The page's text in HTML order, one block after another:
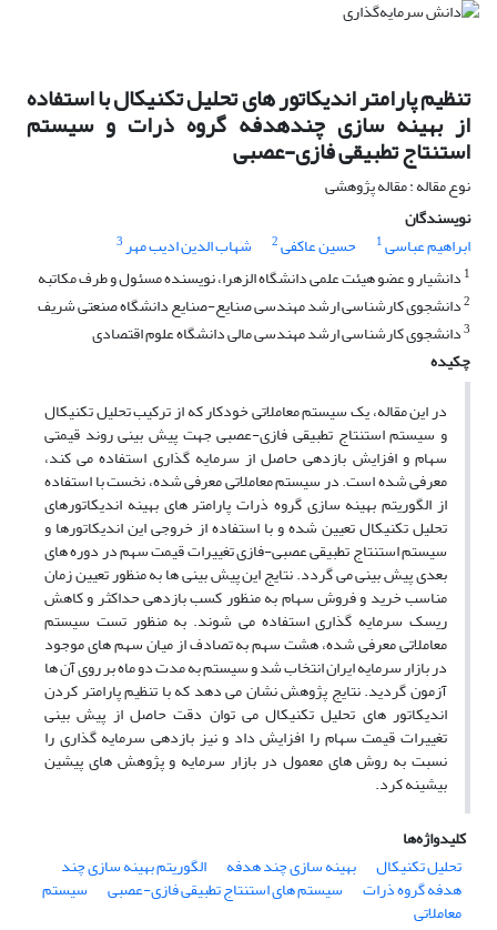
تنظیم پارامتر اندیکاتور های تحلیل تکنیکال با استفاده
از بهینه سازی چندهدفه گروه ذرات و سیستم
استنتاج تطبیقی فازی-عصبی
نوع مقاله : مقاله پژوهشی
نویسندگان
ابراهیم عباسی1 حسین عاکفی2 شهاب الدین ادیب مهر3
1 دانشیار و عضو هیئت علمی دانشگاه الزهرا، نویسنده مسئول و طرف مکاتبه
2دانشجوی کارشناسی ارشد مهندسی صنایع-صنایع دانشگاه صنعتی شریف
3دانشجوی کارشناسی ارشد مهندسی مالی دانشگاه علوم اقتصادی
چکیده
در این مقاله، یک سیستم معاملاتی خودکار که از ترکیب تحلیل تکنیکال
و سیستم استنتاج تطبیقی فازی-عصبی جهت پیش بینی روند قیمتی
سهام و افزایش بازدهی حاصل از سرمایه گذاری استفاده می کند،
معرفی شده است. در سیستم معاملاتی معرفی شده، نخست با استفاده
از الگوریتم بهینه سازی گروه ذرات پارامتر های بهینه اندیکاتورهای
تحلیل تکنیکال تعیین شده و با استفاده از خروجی این اندیکاتورها و
سیستم استنتاج تطبیقی عصبی-فازی تغییرات قیمت سهم در دوره های
بعدی پیش بینی می گردد. نتایج این پیش بینی ها به منظور تعیین زمان
مناسب خرید و فروش سهام به منظور کسب بازدهی حداکثر و کاهش
ریسک سرمایه گذاری استفاده می شوند. به منظور تست سیستم
معاملاتی معرفی شده، هشت سهم به تصادف از میان سهم های موجود
در بازار سرمایه ایران انتخاب شد و سیستم به مدت دو ماه بر روی آن ها
آزمون گردید. نتایج پژوهش نشان می دهد که با تنظیم پارامتر کردن
اندیکاتور های تحلیل تکنیکال می توان دقت حاصل از پیش بینی
تغییرات قیمت سهام را افزایش داد و نیز بازدهی سرمایه گذاری را
نسبت به روش های معمول در بازار سرمایه و پژوهش های پیشین
بیشینه کرد.
کلیدواژه‌ها
تحلیل تکنیکال
بهینه سازی چند هدفه الگوریتم بهینه سازی چند
هدفه گروه ذرات سیستم های استنتاج تطبیقی فازی-عصبی سیستم
معاملاتی